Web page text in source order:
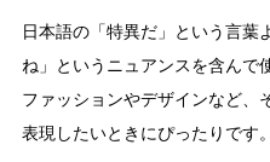
日本語の「特異だ」という言葉
ね」というニュアンスを含んで
ファッションやデザインなど、
表現したいときにぴったりです。